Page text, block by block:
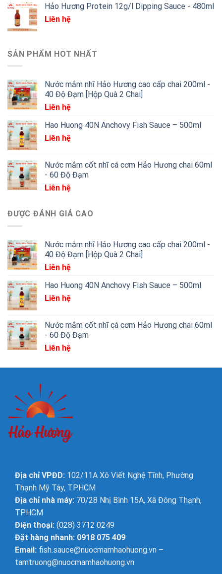
Hảo Hương Protein 12g/l Dipping Sauce - 480ml
Liên hệ
SẢN PHẨM HOT NHẤT
Nước mắm nhĩ Hảo Hương cao cấp chai 200ml -
40 Độ Đạm [Hộp Quà 2 Chai]
Liên hệ
Hao Huong 40N Anchovy Fish Sauce – 500ml
Liên hệ
Nước mắm cốt nhĩ cá cơm Hảo Hương chai 60ml
- 60 Độ Đạm
Liên hệ
ĐƯỢC ĐÁNH GIÁ CAO
Nước mắm nhĩ Hảo Hương cao cấp chai 200ml -
40 Độ Đạm [Hộp Quà 2 Chai]
Liên hệ
Hao Huong 40N Anchovy Fish Sauce – 500ml
Liên hệ
Nước mắm cốt nhĩ cá cơm Hảo Hương chai 60ml
- 60 Độ Đạm
Liên hệ
Địa chỉ VPĐD: 102/11A Xô Viết Nghệ Tĩnh, Phường
Thạnh Mỹ Tây, TP.HCM
Địa chỉ nhà máy: 70/28 Nhị Bình 15A, Xã Đông Thạnh,
TP.HCM
Điện thoại: (028) 3712 0249
Đặt hàng nhanh: 0918 075 409
Email: fish.sauce@nuocmamhaohuong.vn –
tamtruong@nuocmamhaohuong.vn